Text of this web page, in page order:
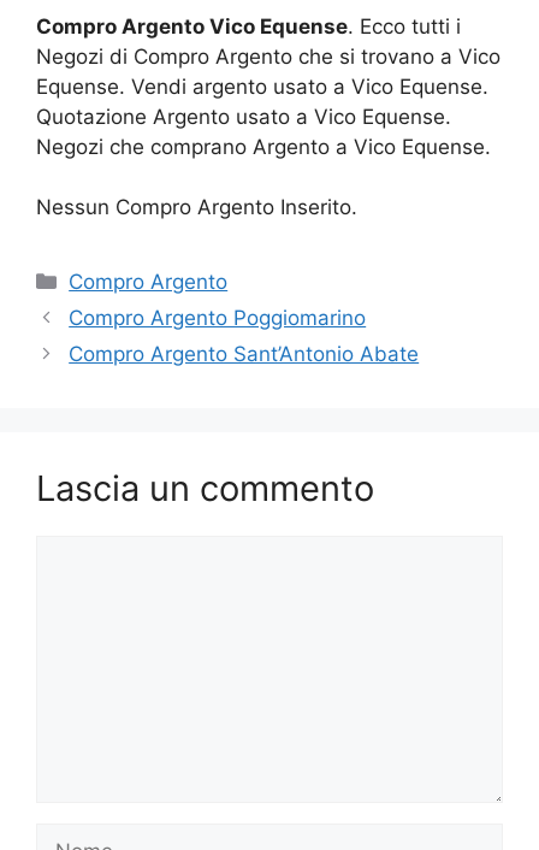
Compro Argento Vico Equense. Ecco tutti i
Negozi di Compro Argento che si trovano a Vico
Equense. Vendi argento usato a Vico Equense.
Quotazione Argento usato a Vico Equense.
Negozi che comprano Argento a Vico Equense.
Nessun Compro Argento Inserito.
Categorie
Compro Argento
Compro Argento Poggiomarino
Compro Argento Sant’Antonio Abate
Lascia un commento
Nome